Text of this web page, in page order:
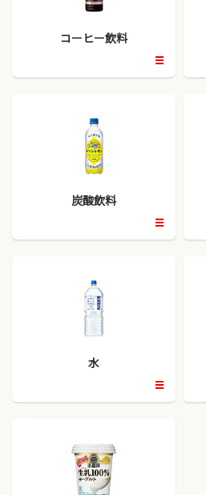
コーヒー飲料
く
炭酸飲料
く
水
く